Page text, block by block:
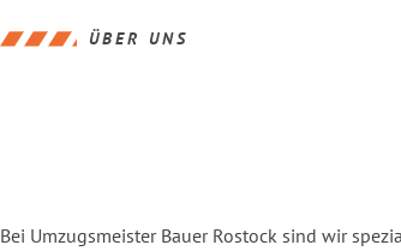
ÜBER UNS
Bei Umzugsmeister Bauer Rostock sind wir